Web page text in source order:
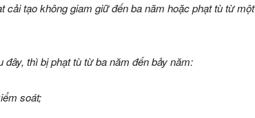
tạo không giam giữ đến ba năm hoặc phạt tù từ một
thì bị phạt tù từ ba năm đến bảy năm:
soát;